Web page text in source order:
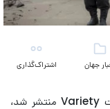
جهان
اشتراک‌گذاری
طبق گزارشی که ساعاتی قبل توسط وب سایت Variety منتشر شد،